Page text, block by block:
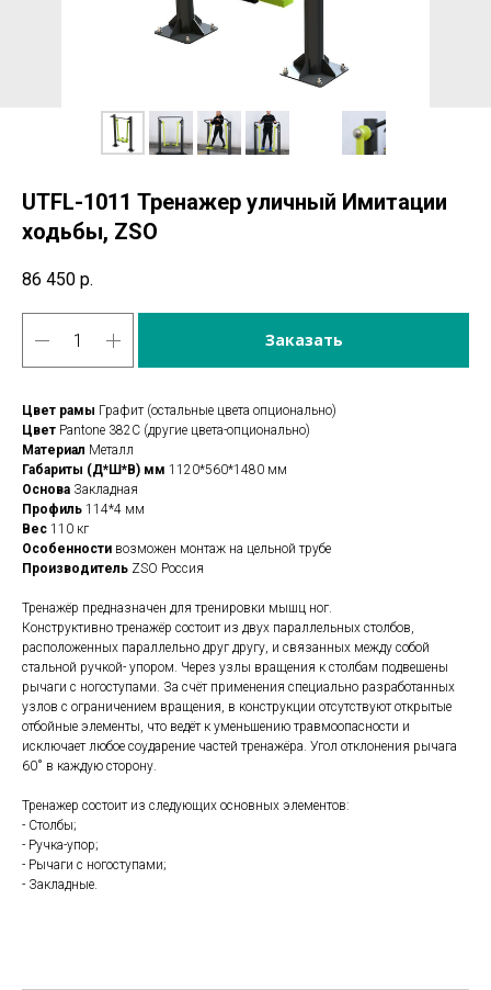
UTFL-1011 Тренажер уличный Имитации
ходьбы, ZSO
86 450 р.
Заказать
Цвет рамы Графит (остальные цвета опционально)
Цвет Pantone 382C (другие цвета-опционально)
Материал Металл
Габариты (Д*Ш*В) мм 1120*560*1480 мм
Основа Закладная
Профиль 114*4 мм
Вес 110 кг
Особенности возможен монтаж на цельной трубе
Производитель ZSO Россия
Тренажёр предназначен для тренировки мышц ног.
Конструктивно тренажёр состоит из двух параллельных столбов,
расположенных параллельно друг другу, и связанных между собой
стальной ручкой- упором. Через узлы вращения к столбам подвешены
рычаги с ногоступами. За счёт применения специально разработанных
узлов с ограничением вращения, в конструкции отсутствуют открытые
отбойные элементы, что ведёт к уменьшению травмоопасности и
исключает любое соударение частей тренажёра. Угол отклонения рычага
60˚ в каждую сторону.
Тренажер состоит из следующих основных элементов:
- Столбы;
- Ручка-упор;
- Рычаги с ногоступами;
- Закладные.